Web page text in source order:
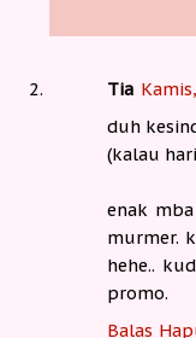
Tia
duh
(kalau
enak
murmer.
hehe..
promo.
Balas